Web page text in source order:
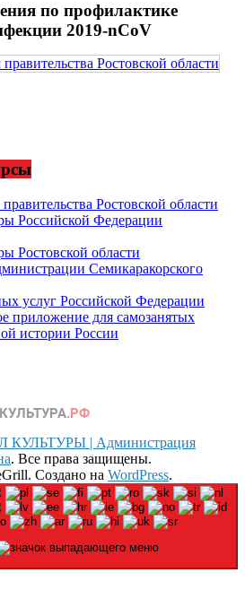
по профилактике
2019-nCoV
КУЛЬТУРЫ | Администрация
. Все права защищены.
Создано на WordPress.